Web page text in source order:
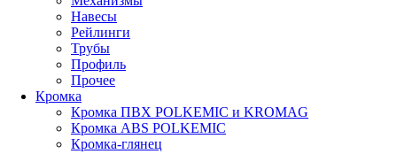
Навесы
Рейлинги
Трубы
Профиль
Прочее
Кромка
Кромка ПВХ POLKEMIC и KROMAG
Кромка ABS POLKEMIС
Кромка-глянец